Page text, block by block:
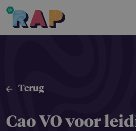
Overslaan en naar de inhoud gaan
Terug
Cao VO voor